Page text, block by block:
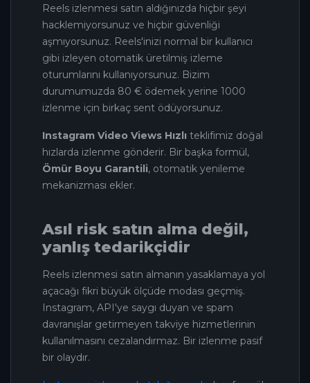
Reels izlenmesi satın aldığınızda hiçbir şeyi
hacklemiyorsunuz ve hiçbir güvenliği
aşmıyorsunuz. Reels'inizi normal bir kullanıcı
gibi izleyen otomatik üretilmiş izleme
oturumlarını kullanıyorsunuz. Bizim
durumumuzda 80 € ödemek yerine 1000
izlenme için birkaç sent ödüyorsunuz.
Instagram Video Views Hızlı teklifimiz doğal
hızlarda izlenme gönderir. Bir başka formül,
Ömür Boyu Garantili, otomatik yenileme
mekanizması ekler.
Asıl risk satın alma değil,
yanlış tedarikçidir
Reels izlenmesi satın almanın yasaklamaya yol
açacağı fikri büyük ölçüde modası geçmiş.
Instagram, API'ye saygı duyan ve spam
davranışlar getirmeyen takviye hizmetlerinin
kullanılmasını cezalandırmaz. Bir izlenme pasif
bir olaydır.